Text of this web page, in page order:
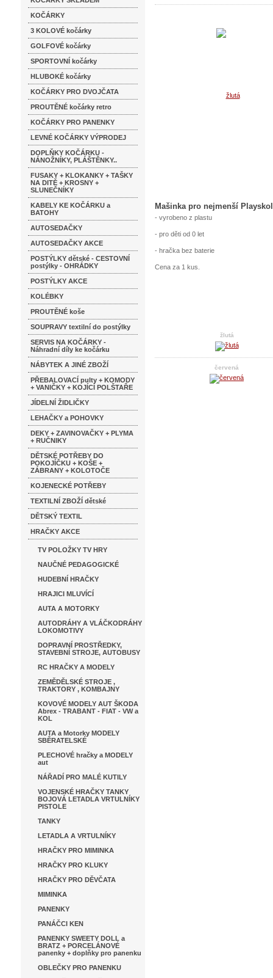
KOČÁRKY
3 KOLOVÉ kočárky
GOLFOVÉ kočárky
SPORTOVNÍ kočárky
HLUBOKÉ kočárky
KOČÁRKY PRO DVOJČATA
PROUTĚNÉ kočárky retro
KOČÁRKY PRO PANENKY
LEVNÉ KOČÁRKY VÝPRODEJ
DOPLŇKY KOČÁRKU -
NÁNOŽNÍKY, PLÁŠTĚNKY..
FUSAKY + KLOKANKY + TAŠKY
NA DITĚ + KROSNY +
SLUNEČNÍKY
KABELY KE KOČÁRKU a
BATOHY
AUTOSEDAČKY
AUTOSEDAČKY AKCE
POSTÝLKY dětské - CESTOVNÍ
postýlky - OHRÁDKY
POSTÝLKY AKCE
KOLÉBKY
PROUTĚNÉ koše
SOUPRAVY textilní do postýlky
SERVIS NA KOČÁRKY -
Náhradní díly ke kočárku
NÁBYTEK A JINÉ ZBOŽÍ
PŘEBALOVACÍ pulty + KOMODY
+ VANIČKY + KOJÍCÍ POLŠTAŘE
JÍDELNÍ ŽIDLIČKY
LEHAČKY a POHOVKY
DEKY + ZAVINOVAČKY + PLYMA
+ RUČNIKY
DĚTSKÉ POTŘEBY DO
POKOJÍČKU + KOŠE +
ZÁBRANY + KOLOTOČE
KOJENECKÉ POTŘEBY
TEXTILNÍ ZBOŽÍ dětské
DĚTSKÝ TEXTIL
HRAČKY AKCE
TV POLOŽKY TV HRY
NAUČNÉ PEDAGOGICKÉ
HUDEBNÍ HRAČKY
HRAJICI MLUVÍCÍ
AUTA A MOTORKY
AUTODRÁHY A VLÁČKODRÁHY
LOKOMOTIVY
DOPRAVNÍ PROSTŘEDKY,
STAVEBNÍ STROJE, AUTOBUSY
RC HRAČKY A MODELY
ZEMĚDĚLSKÉ STROJE ,
TRAKTORY , KOMBAJNY
KOVOVÉ MODELY AUT ŠKODA
Abrex - TRABANT - FIAT - VW a
KOL
AUTA a Motorky MODELY
SBĚRATELSKÉ
PLECHOVÉ hračky a MODELY
aut
NÁŘADÍ PRO MALÉ KUTILY
VOJENSKÉ HRAČKY TANKY
BOJOVÁ LETADLA VRTULNÍKY
PISTOLE
TANKY
LETADLA A VRTULNÍKY
HRAČKY PRO MIMINKA
HRAČKY PRO KLUKY
HRAČKY PRO DĚVČATA
MIMINKA
PANENKY
PANÁČCI KEN
PANENKY SWEETY DOLL a
BRATZ + PORCELÁNOVÉ
panenky + doplňky pro panenku
OBLEČKY PRO PANENKU
Mašinka pro nejmenší
- vyrobeno z plastu
- pro děti od 0 let
- hračka bez baterie
Cena za 1 kus.
žlutá
červená